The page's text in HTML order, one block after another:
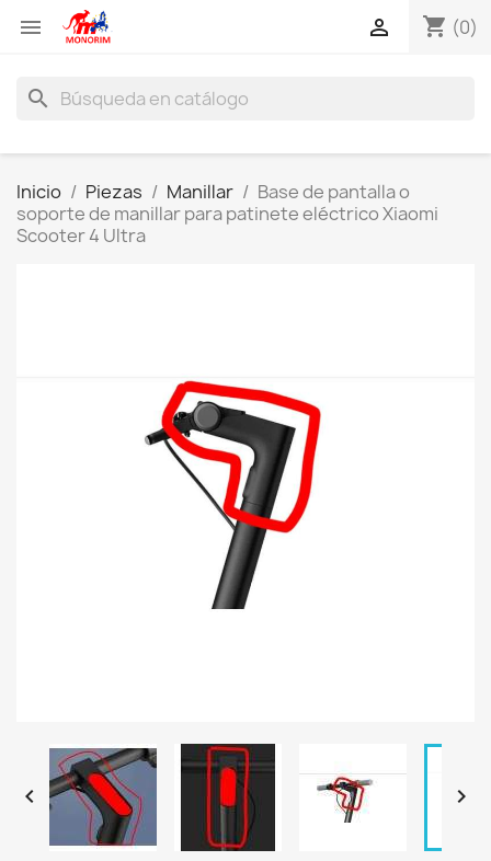
 shopping_cart (0)

search
Inicio Piezas Manillar
Base de pantalla o
soporte de manillar para patinete eléctrico Xiaomi
Scooter 4 Ultra
 